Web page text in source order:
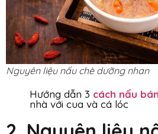
Nguyên liệu nấu chè dưỡng nhan
Hướng dẫn 3 cách nấu
nhà với cua và cá lóc